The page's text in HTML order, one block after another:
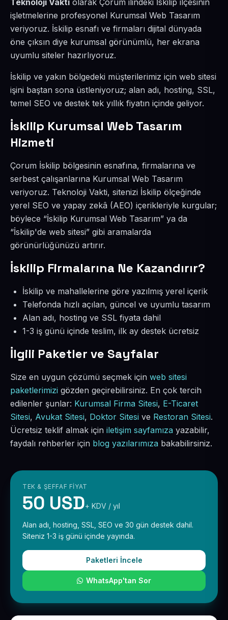
Teknoloji Vakti olarak Çorum ilindeki İskilip ilçesinin
işletmelerine profesyonel Kurumsal Web Tasarım
veriyoruz. İskilip esnafı ve firmaları dijital dünyada
öne çıksın diye kurumsal görünümlü, her ekrana
uyumlu siteler hazırlıyoruz.
İskilip ve yakın bölgedeki müşterilerimiz için web sitesi
işini baştan sona üstleniyoruz; alan adı, hosting, SSL,
temel SEO ve destek tek yıllık fiyatın içinde geliyor.
İskilip Kurumsal Web Tasarım
Hizmeti
Çorum İskilip bölgesinin esnafına, firmalarına ve
serbest çalışanlarına Kurumsal Web Tasarım
veriyoruz. Teknoloji Vakti, sitenizi İskilip ölçeğinde
yerel SEO ve yapay zekâ (AEO) içerikleriyle kurgular;
böylece “İskilip Kurumsal Web Tasarım” ya da
“İskilip'de web sitesi” gibi aramalarda
görünürlüğünüzü artırır.
İskilip Firmalarına Ne Kazandırır?
İskilip ve mahallelerine göre yazılmış yerel içerik
Telefonda hızlı açılan, güncel ve uyumlu tasarım
Alan adı, hosting ve SSL fiyata dahil
1-3 iş günü içinde teslim, ilk ay destek ücretsiz
İlgili Paketler ve Sayfalar
Size en uygun çözümü seçmek için web sitesi
paketlerimizi gözden geçirebilirsiniz. En çok tercih
edilenler şunlar: Kurumsal Firma Sitesi, E-Ticaret
Sitesi, Avukat Sitesi, Doktor Sitesi ve Restoran Sitesi.
Ücretsiz teklif almak için iletişim sayfamıza yazabilir,
faydalı rehberler için blog yazılarımıza bakabilirsiniz.
TEK & ŞEFFAF FIYAT
50 USD+ KDV / yıl
Alan adı, hosting, SSL, SEO ve 30 gün destek dahil.
Siteniz 1-3 iş günü içinde yayında.
Paketleri İncele
WhatsApp'tan Sor